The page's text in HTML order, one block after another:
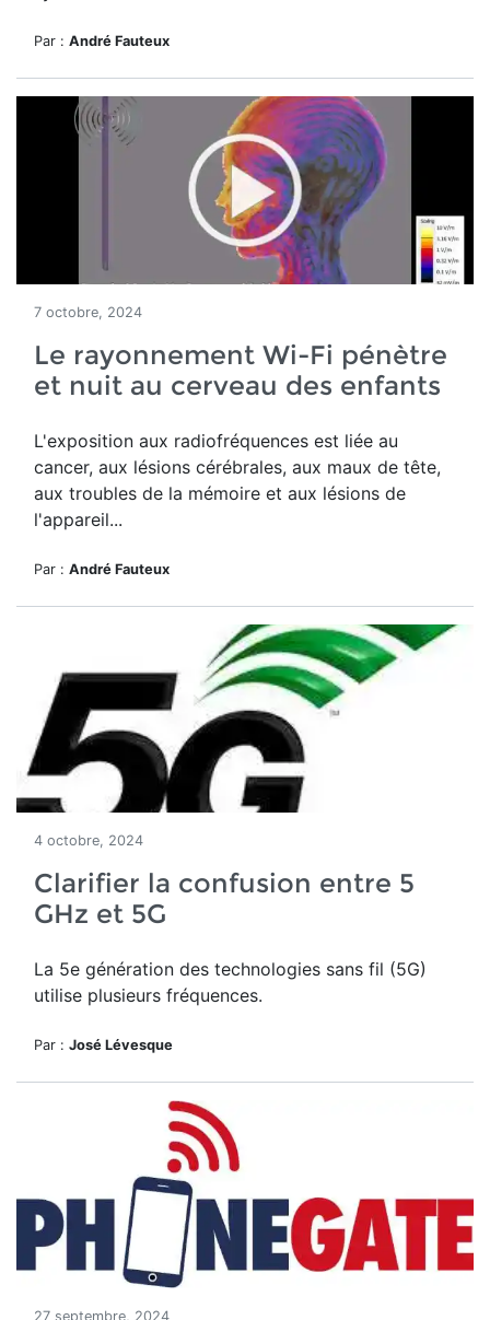
Par : André Fauteux
7 octobre, 2024
Le rayonnement Wi-Fi pénètre
et nuit au cerveau des enfants
L'exposition aux radiofréquences est liée au
cancer, aux lésions cérébrales, aux maux de tête,
aux troubles de la mémoire et aux lésions de
l'appareil...
Par : André Fauteux
4 octobre, 2024
Clarifier la confusion entre 5
GHz et 5G
La 5e génération des technologies sans fil (5G)
utilise plusieurs fréquences.
Par : José Lévesque
27 septembre, 2024